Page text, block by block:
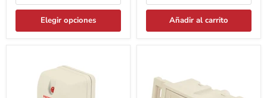
Elegir opciones Añadir al carrito